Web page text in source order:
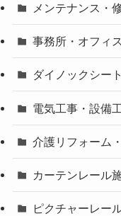
メンテナンス・
事務所・オフィ
ダイノックシー
電気工事・設備
介護リフォーム
カーテンレール
ピクチャーレー